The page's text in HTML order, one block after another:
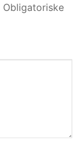
Obligatoriske